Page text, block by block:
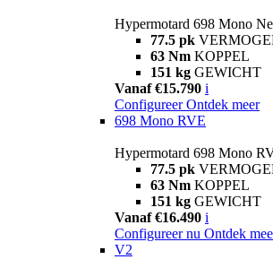
Hypermotard 698 Mono
77.5 pk
63 Nm KOPPEL
151 kg GEWICHT
Vanaf €15.790 i
Configureer Ontdek meer
698 Mono RVE
Hypermotard 698 Mono
77.5 pk
63 Nm KOPPEL
151 kg GEWICHT
Vanaf €16.490 i
Configureer nu Ontdek
V2